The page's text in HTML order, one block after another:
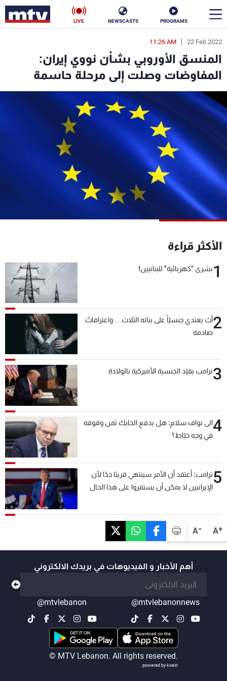
PROGRAMS
NEWSCASTS
LIVE
A+
A-
22 Feb 2022
11:26 AM
المنسق الأوروبي بشأن نووي إيران:
المفاوضات وصلت إلى مرحلة حاسمة
الأكثر قراءة
1بشرى "كهربائية" للبنانيين!
2أبٌ يعتدي جنسيّاً على بناته الثلاث… واعترافاتٌ
صادمة
3ترامب يقيّد الجنسية الأميركية بالولادة
4الى نواف سلام: هل يدفع الحايك ثمن وقوفه
في وجه خيّاط؟
5ترامب: أعتقد أن الأمر سينتهي قريبًا جدًا لأن
الإيرانيين لا يمكن أن يستمروا على هذا الحال
أهم الأخبار و الفيديوهات في بريدك الالكتروني
@mtvlebanonnews
@mtvlebanon
© MTV Lebanon. All rights reserved.
powered by koein
en
الأخبار
سياسة ناس
إقتصاد فن
منوعات
كأس العالم
البرامج
جدول البرامج
شاهد البرامج
الترددات
سياسة الخصوصية